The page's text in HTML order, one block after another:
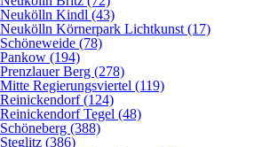
Neukölln Kindl (43)
Neukölln Körnerpark Lichtkunst (17)
Schöneweide (78)
Pankow (194)
Prenzlauer Berg (278)
Mitte Regierungsviertel (119)
Reinickendorf (124)
Reinickendorf Tegel (48)
Schöneberg (388)
Steglitz (386)